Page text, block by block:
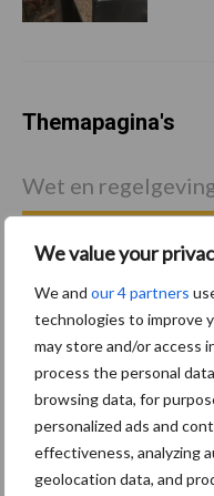
We value your
We and our 4 partners
technologies to improve
may store and/or access
process the personal
browsing data, for
personalized ads and
effectiveness, analyzing
geolocation data, and
Themapagina's
Wet en
Pluimveerechten